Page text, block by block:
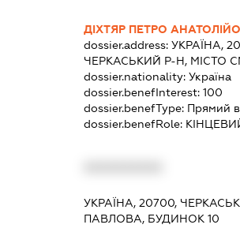
ДІХТЯР ПЕТРО
dossier.address:УКРАЇНА,
ЧЕРКАСЬКИЙ Р-Н, МІСТО
dossier.nationality:Україна
dossier.benefInterest:100
dossier.benefType: Прямий
dossier.benefRole:
УКРАЇНА, 20700,
ПАВЛОВА, БУДИНОК 10